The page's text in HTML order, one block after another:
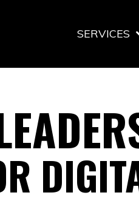
SERVICES